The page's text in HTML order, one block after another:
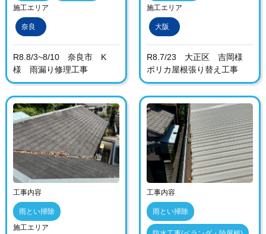
施工エリア
奈良
R8.8/3~8/10 奈良市 K
様 雨漏り修理工事
施工エリア
大阪
R8.7/23 大正区 吉岡様
ポリカ屋根張り替え工事
工事内容
雨とい掃除
施工エリア
工事内容
雨とい掃除